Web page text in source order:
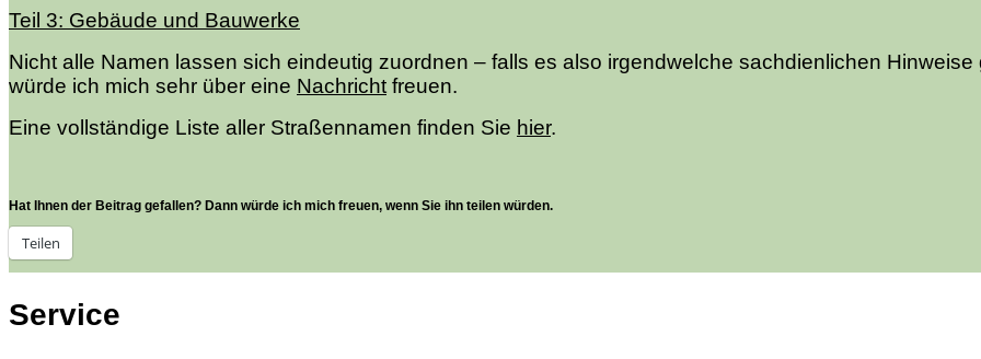
Teil 3: Gebäude und Bauwerke
Nicht alle Namen lassen sich eindeutig zuordnen – falls es also irgendwelche sachdienlichen Hinweise
würde ich mich sehr über eine Nachricht freuen.
Eine vollständige Liste aller Straßennamen finden Sie hier.
Hat Ihnen der Beitrag gefallen? Dann würde ich mich freuen, wenn Sie ihn teilen würden.
Teilen
Service